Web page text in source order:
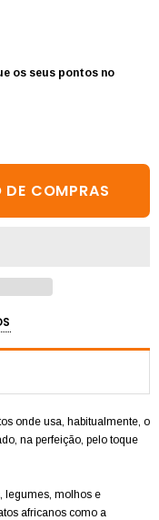
os seus pontos no
onde usa, habitualmente, o
na perfeição, pelo toque
legumes, molhos e
africanos como a